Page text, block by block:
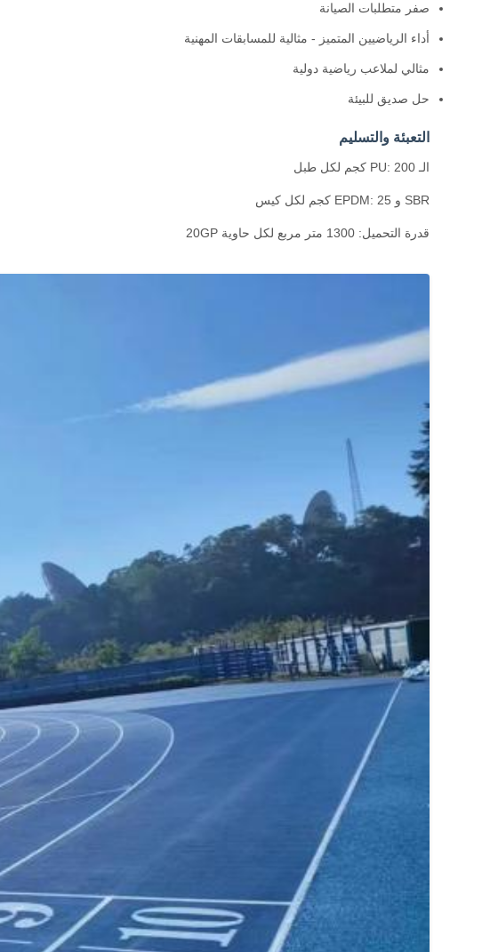
صفر متطلبات الصيانة
أداء الرياضيين المتميز - مثالية للمسابقات المهنية
مثالي لملاعب رياضية دولية
حل صديق للبيئة
التعبئة والتسليم
الـ PU: 200 كجم لكل طبل
SBR و EPDM: 25 كجم لكل كيس
قدرة التحميل: 1300 متر مربع لكل حاوية 20GP